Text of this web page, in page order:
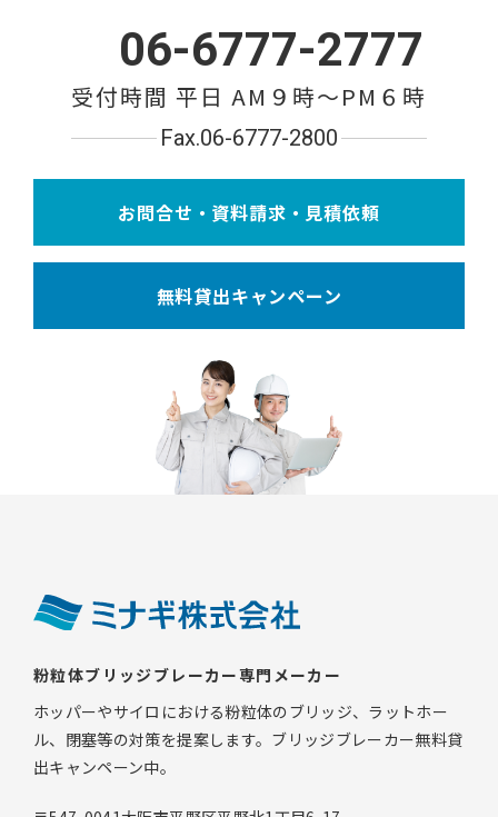
06-6777-2777
受付時間 平日 AM９時〜PM６時
Fax.06-6777-2800
お問合せ・資料請求・見積依頼
無料貸出キャンペーン
粉粒体ブリッジブレーカー専門メーカー
ホッパーやサイロにおける粉粒体のブリッジ、ラットホー
ル、閉塞等の対策を提案します。ブリッジブレーカー無料貸
出キャンペーン中。